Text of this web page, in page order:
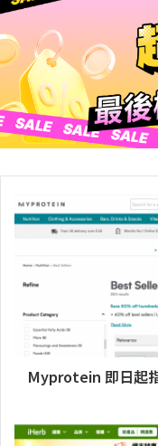
Myprotein 即日起